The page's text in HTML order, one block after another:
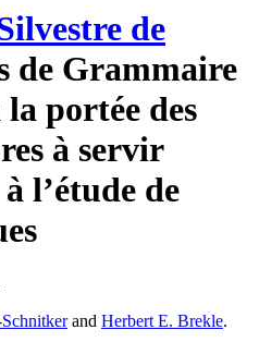
de
de Grammaire
portée des
à servir
l’étude de
and Herbert E. Brekle.